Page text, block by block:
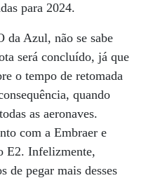
para 2024.
da Azul, não se sabe
será concluído, já que
o tempo de retomada
quando
as aeronaves.
com a Embraer e
E2. Infelizmente,
de pegar mais desses